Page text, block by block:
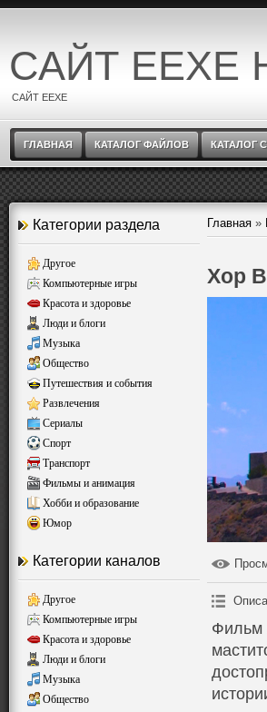
САЙТ
САЙТ EEXE
ГЛАВНАЯ КАТАЛОГ ФАЙЛОВ КАТАЛОГ
Категории раздела
Другое
Компьютерные игры
Красота и здоровье
Люди и блоги
Музыка
Общество
Путешествия и события
Развлечения
Сериалы
Спорт
Транспорт
Фильмы и анимация
Хобби и образование
Юмор
Категории каналов
Другое
Компьютерные игры
Красота и здоровье
Люди и блоги
Музыка
Общество
Главная »
Хор
Фильм